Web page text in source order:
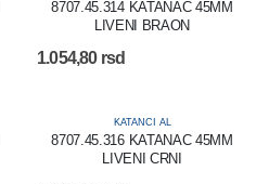
8707.45.314 KATANAC 45MM
LIVENI BRAON
1.054,80 rsd
KATANCI AL
8707.45.316 KATANAC 45MM
LIVENI CRNI